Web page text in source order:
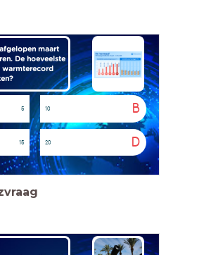
maart
De hoeveelste
warmterecord
5 B
10
15 D
20